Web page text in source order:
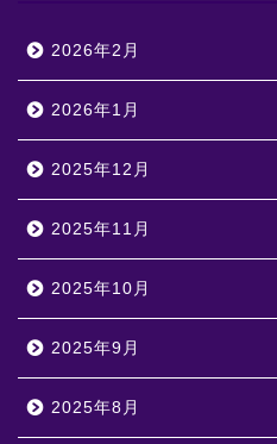
2026年2月
2026年1月
2025年12月
2025年11月
2025年10月
2025年9月
2025年8月